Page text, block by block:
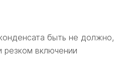
быть не должно,
резком включении